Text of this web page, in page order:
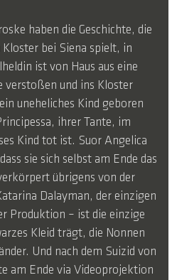
haben die Geschichte, die
Kloster bei Siena spielt, in
ist von Haus aus eine
verstoßen und ins Kloster
uneheliches Kind geboren
ihrer Tante, im
Kind tot ist. Suor Angelica
sie sich selbst am Ende das
übrigens von der
Dalayman, der einzigen
Produktion – ist die einzige
Kleid trägt, die Nonnen
Und nach dem Suizid von
am Ende via Videoprojektion